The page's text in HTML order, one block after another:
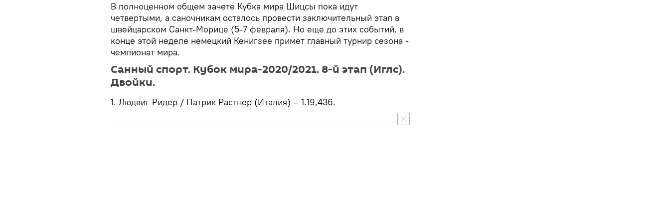
В полноценном общем зачете Кубка мира Шицсы пока идут
четвертыми, а саночникам осталось провести заключительный этап в
швейцарском Санкт-Морице (5-7 февраля). Но еще до этих событий, в
конце этой неделе немецкий Кенигзее примет главный турнир сезона -
чемпионат мира.
Санный спорт. Кубок мира-2020/2021. 8-й этап (Иглс).
Двойки.
1. Людвиг Ридер / Патрик Растнер (Италия) – 1.19,436.